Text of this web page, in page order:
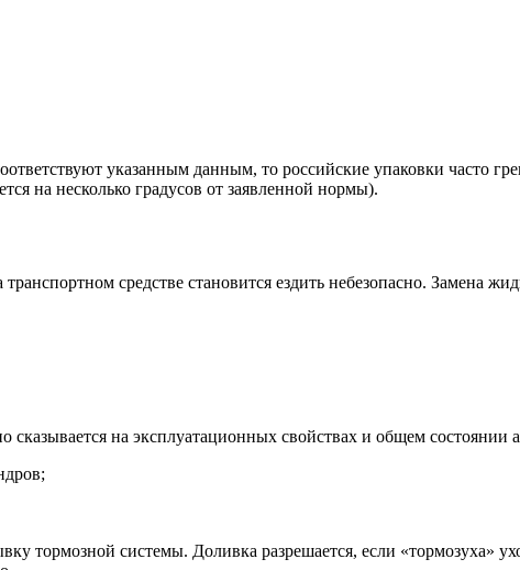
указанным данным, то российские упаковки часто
на несколько градусов от заявленной нормы).
средстве становится ездить небезопасно. Замена
сказывается на эксплуатационных свойствах и общем состоянии
тормозной системы. Доливка разрешается, если «тормозуха»